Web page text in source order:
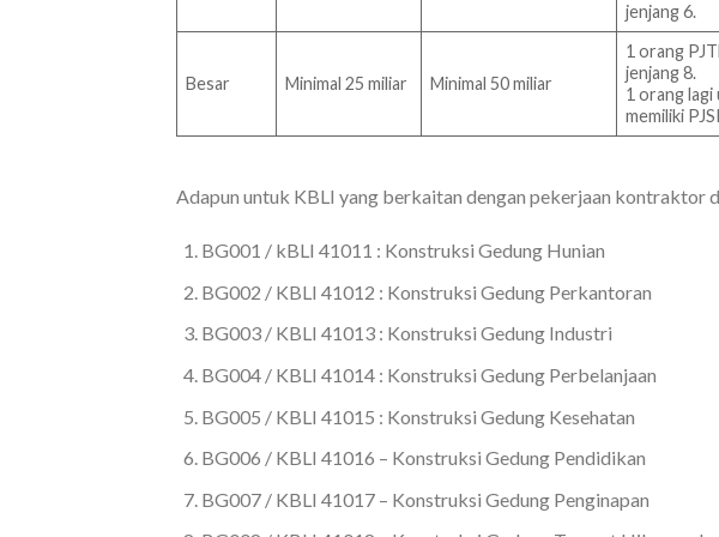
jenjang 6.
Besar Minimal 25 miliar Minimal 50 miliar
1 orang
jenjang 8.
1 orang lagi
memiliki
Adapun untuk KBLI yang berkaitan dengan pekerjaan kontraktor
BG001 / kBLI 41011 : Konstruksi Gedung Hunian
BG002 / KBLI 41012 : Konstruksi Gedung Perkantoran
BG003 / KBLI 41013 : Konstruksi Gedung Industri
BG004 / KBLI 41014 : Konstruksi Gedung Perbelanjaan
BG005 / KBLI 41015 : Konstruksi Gedung Kesehatan
BG006 / KBLI 41016 – Konstruksi Gedung Pendidikan
BG007 / KBLI 41017 – Konstruksi Gedung Penginapan